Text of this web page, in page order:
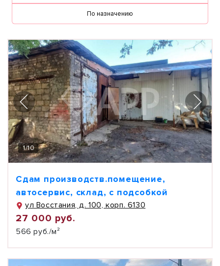
По назначению
1/10
Сдам производств.помещение,
автосервис, склад, с подсобкой
ул Восстания, д. 100, корп. 6130
27 000 руб.
566 руб./м²